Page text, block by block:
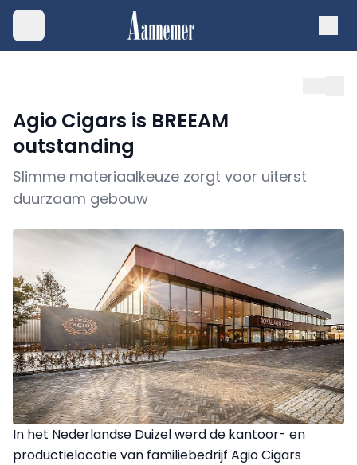
Agio Cigars is BREEAM
outstanding
Slimme materiaalkeuze zorgt voor uiterst
duurzaam gebouw
In het Nederlandse Duizel werd de kantoor- en
productielocatie van familiebedrijf Agio Cigars